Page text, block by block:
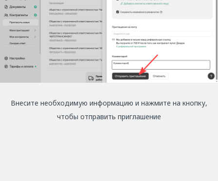
Внесите необходимую информацию и нажмите на кнопку,
чтобы отправить приглашение